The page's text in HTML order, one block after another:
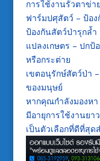
การใช้งานรั้วตาข่า
ฟาร์มปศุสัตว์ – ป้อ
ป้องกันสัตว์ป่ารุกล้ำ
แปลงเกษตร – ปกป้
หรือกระต่าย
เขตอนุรักษ์สัตว์ป่า
ของมนุษย์
หากคุณกำลังมองห
มีอายุการใช้งานยา
เป็นตัวเลือกที่ดีที่สุ